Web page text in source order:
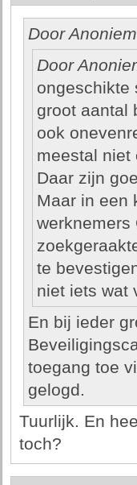
Door
Door
ongeschikte
groot aantal
ook
meestal niet
Daar zijn
Maar in een
werknemers
te
niet iets wat
En bij ieder
toegang toe
gelogd.
Tuurlijk. En
toch?